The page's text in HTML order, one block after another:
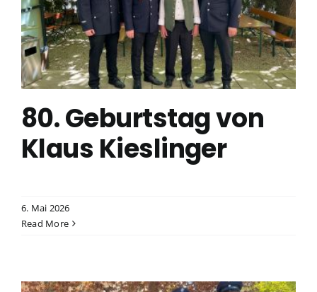
80. Geburtstag von
Klaus Kieslinger
6. Mai 2026
Read More